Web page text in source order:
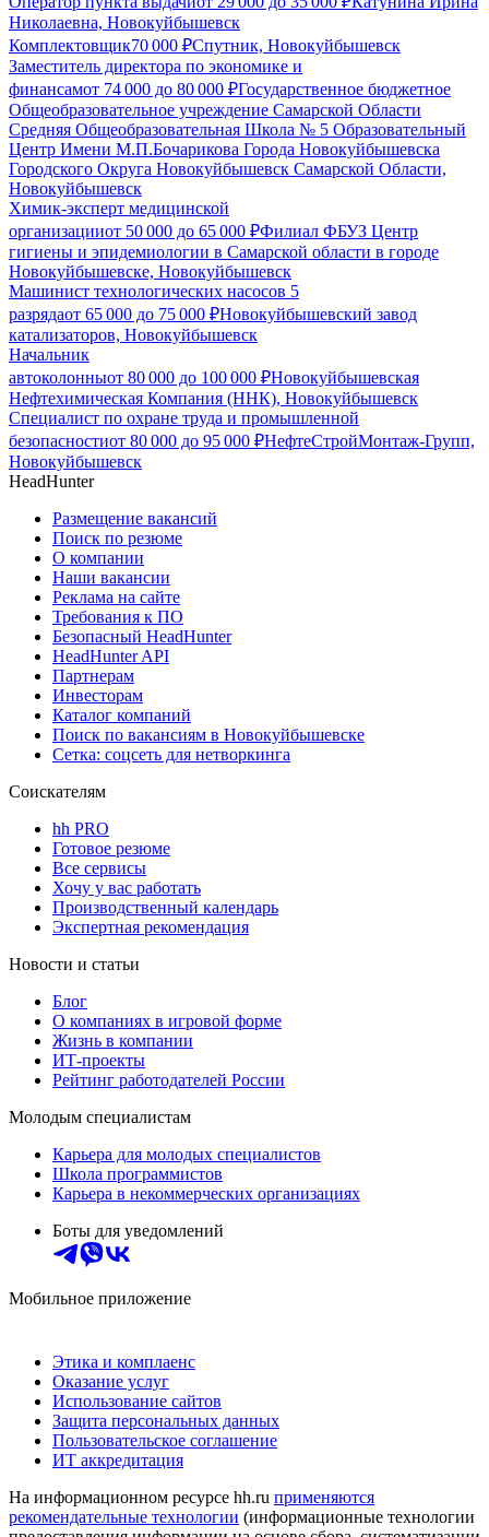
Николаевна, Новокуйбышевск
Комплектовщик70 000 ₽Спутник, Новокуйбышевск
Заместитель директора по экономике и
финансамот 74 000 до 80 000 ₽Государственное бюджетное
Общеобразовательное учреждение Самарской Области
Средняя Общеобразовательная Школа № 5 Образовательный
Центр Имени М.П.Бочарикова Города Новокуйбышевска
Городского Округа Новокуйбышевск Самарской Области,
Новокуйбышевск
Химик-эксперт медицинской
организацииот 50 000 до 65 000 ₽Филиал ФБУЗ Центр
гигиены и эпидемиологии в Самарской области в городе
Новокуйбышевске, Новокуйбышевск
Машинист технологических насосов 5
разрядаот 65 000 до 75 000 ₽Новокуйбышевский завод
катализаторов, Новокуйбышевск
Начальник
автоколонныот 80 000 до 100 000 ₽Новокуйбышевская
Нефтехимическая Компания (ННК), Новокуйбышевск
Специалист по охране труда и промышленной
безопасностиот 80 000 до 95 000 ₽НефтеСтройМонтаж-Групп,
Новокуйбышевск
HeadHunter
Размещение вакансий
Поиск по резюме
О компании
Наши вакансии
Реклама на сайте
Требования к ПО
Безопасный HeadHunter
HeadHunter API
Партнерам
Инвесторам
Каталог компаний
Поиск по вакансиям в Новокуйбышевске
Сетка: соцсеть для нетворкинга
Соискателям
hh PRO
Готовое резюме
Все сервисы
Хочу у вас работать
Производственный календарь
Экспертная рекомендация
Новости и статьи
Блог
О компаниях в игровой форме
Жизнь в компании
ИТ-проекты
Рейтинг работодателей России
Молодым специалистам
Карьера для молодых специалистов
Школа программистов
Карьера в некоммерческих организациях
Боты для уведомлений
Мобильное приложение
Этика и комплаенс
Оказание услуг
Использование сайтов
Защита персональных данных
Пользовательское соглашение
ИТ аккредитация
На информационном ресурсе hh.ru применяются
рекомендательные технологии (информационные технологии